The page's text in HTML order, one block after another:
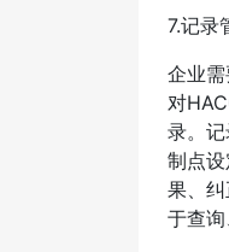
7.记录
企业
对
录。
制点
果、
于查询